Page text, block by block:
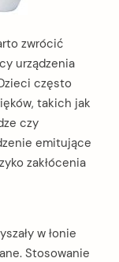
zwrócić
urządzenia
często
takich jak
czy
emitujące
zakłócenia
w łonie
Stosowanie